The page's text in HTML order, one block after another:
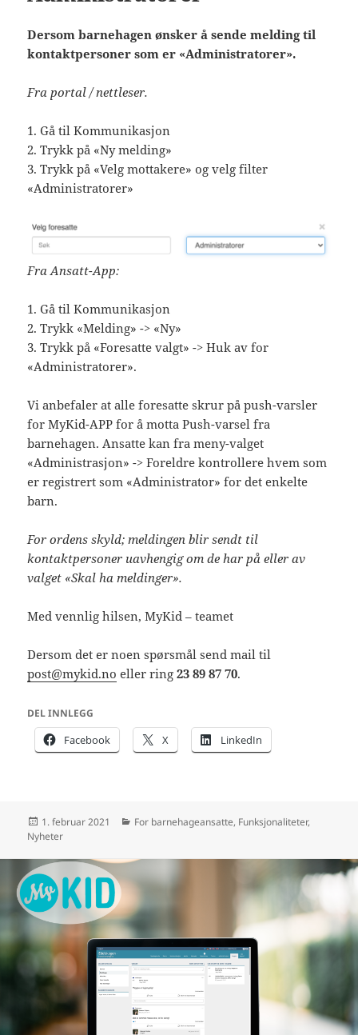
Dersom barnehagen ønsker å sende melding til
kontaktpersoner som er «Administratorer».
Fra portal / nettleser.
1. Gå til Kommunikasjon
2. Trykk på «Ny melding»
3. Trykk på «Velg mottakere» og velg filter
«Administratorer»
Fra Ansatt-App:
1. Gå til Kommunikasjon
2. Trykk «Melding» -> «Ny»
3. Trykk på «Foresatte valgt» -> Huk av for
«Administratorer».
Vi anbefaler at alle foresatte skrur på push-varsler
for MyKid-APP for å motta Push-varsel fra
barnehagen. Ansatte kan fra meny-valget
«Administrasjon» -> Foreldre kontrollere hvem som
er registrert som «Administrator» for det enkelte
barn.
For ordens skyld; meldingen blir sendt til
kontaktpersoner uavhengig om de har på eller av
valget «Skal ha meldinger».
Med vennlig hilsen, MyKid – teamet
Dersom det er noen spørsmål send mail til
post@mykid.no eller ring23 89 87 70.
DEL INNLEGG
Facebook X LinkedIn
Publisert
1. februar 2021 Kategorier
For barnehageansatte, Funksjonaliteter,
Nyheter